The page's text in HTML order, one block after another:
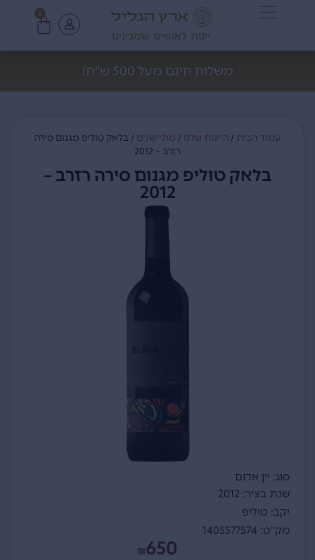
יינות לאנשים שמבינים
0
משלוח חינם מעל 500 ש"ח!
עמוד הבית / היינות שלנו / מתיישנים / בלאק טוליפ מגנום סירה
רזרב – 2012
בלאק טוליפ מגנום סירה רזרב –
2012
סוג: יין אדום
שנת בציר: 2012
יקב: טוליפ
מק"ט: 1405577574
₪650